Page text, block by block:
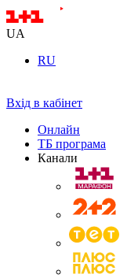
UA
RU
Вхід в кабінет
Онлайн
ТБ програма
Канали